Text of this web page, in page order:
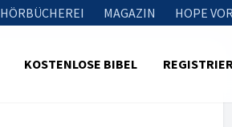
HÖRBÜCHEREI MAGAZIN HOPE
KOSTENLOSE BIBEL